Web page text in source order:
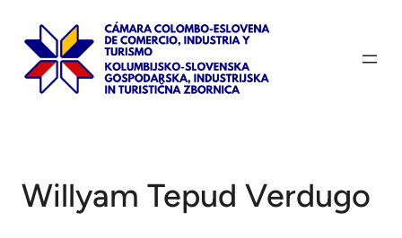
contenido
Willyam Tepud Verdugo